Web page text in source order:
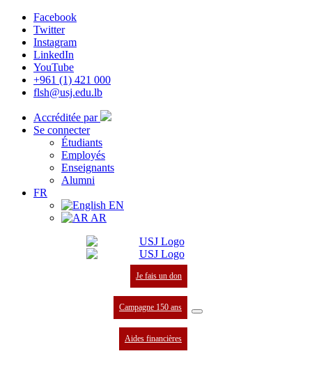
Facebook
Twitter
Instagram
LinkedIn
YouTube
+961 (1) 421 000
flsh@usj.edu.lb
Accréditée par
Se connecter
Étudiants
Employés
Enseignants
Alumni
FR
EN
AR
Je fais un don
Campagne 150 ans
Aides financières